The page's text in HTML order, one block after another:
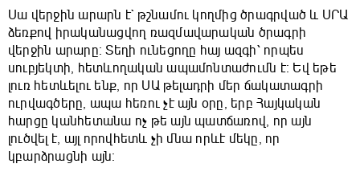
Սա վերջին արարն է` թշնամու կողմից ծրագրված և ՍՐԱ
ձեռքով իրականացվող ռազմավարական ծրագրի
վերջին արարը։ Տեղի ունեցողը հայ ազգի՝ որպես
սուբյեկտի, հետևողական ապամոնտաժումն է։ Եվ եթե
լուռ հետևելու ենք, որ ՍԱ թելադրի մեր ճակատագրի
ուրվագծերը, ապա հեռու չէ այն օրը, երբ Հայկական
հարցը կանհետանա ոչ թե այն պատճառով, որ այն
լուծվել է, այլ որովհետև չի մնա որևէ մեկը, որ
կբարձրացնի այն։